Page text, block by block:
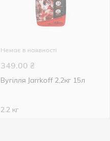
Немає в наявності
349.00 ₴
Вугiлля Jarrkoff 2,2кг 15л
2.2 кг